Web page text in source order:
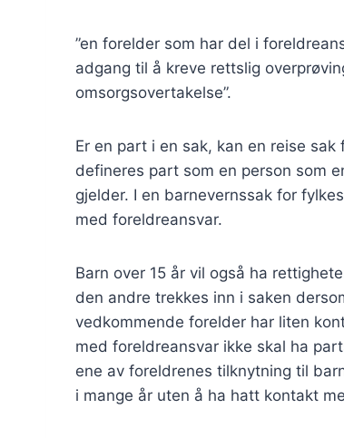
”en forelder som har del i
adgang til å kreve rettslig
omsorgsovertakelse”.
Er en part i en sak, kan en reise
defineres part som en person som
gjelder. I en barnevernssak for
med foreldreansvar.
Barn over 15 år vil også ha
den andre trekkes inn i saken
vedkommende forelder har liten
med foreldreansvar ikke skal ha
ene av foreldrenes tilknytning til
i mange år uten å ha hatt kontakt